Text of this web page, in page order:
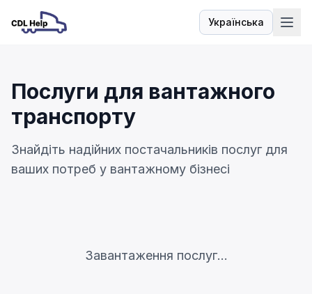
Українська
Мова
Послуги для вантажного
транспорту
Знайдіть надійних постачальників послуг для
ваших потреб у вантажному бізнесі
Завантаження послуг...